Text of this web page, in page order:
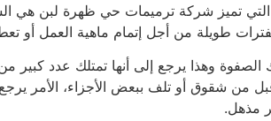
تميز شركة ترميمات حي ظهرة لبن
طويلة من أجل إتمام ماهية العمل أو
وهذا يرجع إلى أنها تمتلك عدد كبير من
من شقوق أو تلف ببعض الأجزاء، الأمر
مذهل.